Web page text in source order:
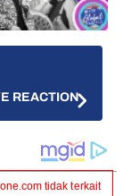
REACTION